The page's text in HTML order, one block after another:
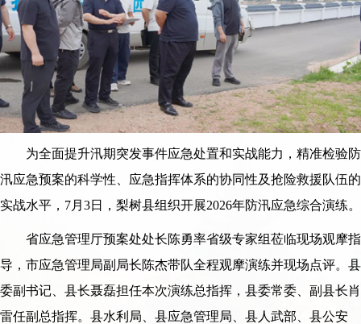
为全面提升汛期突发事件应急处置和实战能力，精准检验防
汛应急预案的科学性、应急指挥体系的协同性及抢险救援队伍的
实战水平，7月3日，梨树县组织开展2026年防汛应急综合演练。
省应急管理厅预案处处长陈勇率省级专家组莅临现场观摩指
导，市应急管理局副局长陈杰带队全程观摩演练并现场点评。县
委副书记、县长聂磊担任本次演练总指挥，县委常委、副县长肖
雷任副总指挥。县水利局、县应急管理局、县人武部、县公安